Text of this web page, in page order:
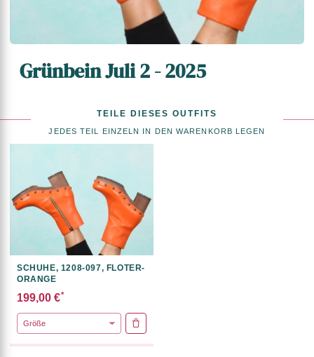
Grünbein Juli 2 - 2025
TEILE DIESES OUTFITS
JEDES TEIL EINZELN IN DEN WARENKORB LEGEN
SCHUHE, 1208-097, FLOTER-
ORANGE
199,00 €*
IN DEN WARENKORB